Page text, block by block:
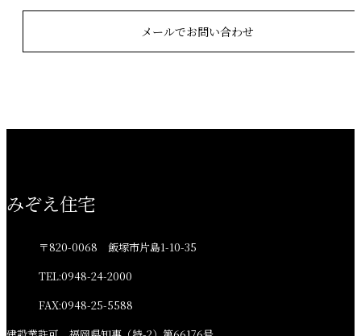
メールでお問い合わせ
みぞえ住宅
〒820-0068 飯塚市片島1-10-35
TEL:0948-24-2000
FAX:0948-25-5588